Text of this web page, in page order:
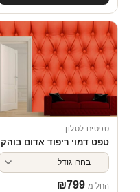
טפטים לסלון
טפט דמוי ריפוד אדום בוהק
החל מ- ₪799